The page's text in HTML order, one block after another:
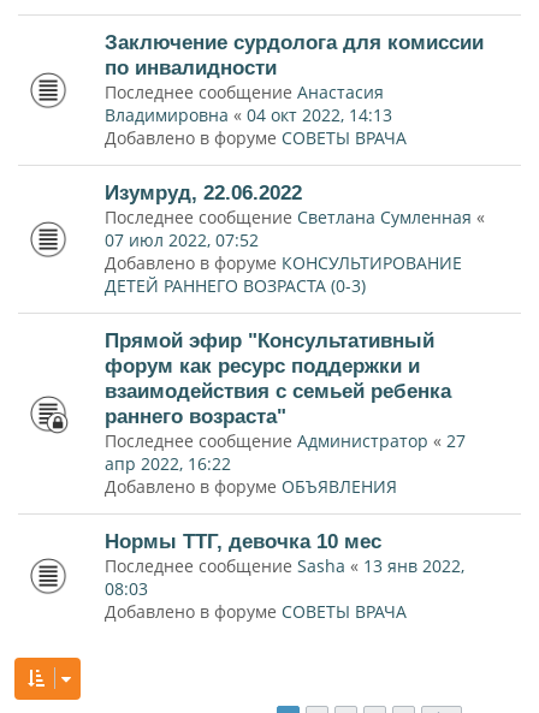
Заключение сурдолога для комиссии
по инвалидности
Последнее сообщение Анастасия
Владимировна « 04 окт 2022, 14:13
Добавлено в форуме СОВЕТЫ ВРАЧА
Изумруд, 22.06.2022
Последнее сообщение Светлана Сумленная «
07 июл 2022, 07:52
Добавлено в форуме КОНСУЛЬТИРОВАНИЕ
ДЕТЕЙ РАННЕГО ВОЗРАСТА (0-3)
Прямой эфир "Консультативный
форум как ресурс поддержки и
взаимодействия с семьей ребенка
раннего возраста"
Последнее сообщение Администратор « 27
апр 2022, 16:22
Добавлено в форуме ОБЪЯВЛЕНИЯ
Нормы ТТГ, девочка 10 мес
Последнее сообщение Sasha « 13 янв 2022,
08:03
Добавлено в форуме СОВЕТЫ ВРАЧА